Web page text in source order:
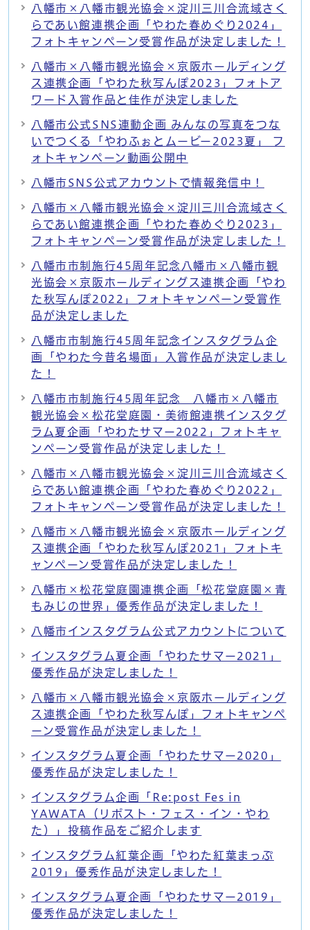
八幡市×八幡市観光協会×淀川三川合流域さく
らであい館連携企画「やわた春めぐり2024」
フォトキャンペーン受賞作品が決定しました！
八幡市×八幡市観光協会×京阪ホールディング
ス連携企画「やわた秋写んぽ2023」フォトア
ワード入賞作品と佳作が決定しました
八幡市公式SNS連動企画 みんなの写真をつな
いでつくる「やわふぉとムービー2023夏」 フ
ォトキャンペーン動画公開中
八幡市SNS公式アカウントで情報発信中！
八幡市×八幡市観光協会×淀川三川合流域さく
らであい館連携企画「やわた春めぐり2023」
フォトキャンペーン受賞作品が決定しました！
八幡市市制施行45周年記念八幡市×八幡市観
光協会×京阪ホールディングス連携企画「やわ
た秋写んぽ2022」フォトキャンペーン受賞作
品が決定しました
八幡市市制施行45周年記念インスタグラム企
画「やわた今昔名場面」入賞作品が決定しまし
た！
八幡市市制施行45周年記念 八幡市×八幡市
観光協会×松花堂庭園・美術館連携インスタグ
ラム夏企画「やわたサマー2022」フォトキャ
ンペーン受賞作品が決定しました！
八幡市×八幡市観光協会×淀川三川合流域さく
らであい館連携企画「やわた春めぐり2022」
フォトキャンペーン受賞作品が決定しました！
八幡市×八幡市観光協会×京阪ホールディング
ス連携企画「やわた秋写んぽ2021」フォトキ
ャンペーン受賞作品が決定しました！
八幡市×松花堂庭園連携企画「松花堂庭園×青
もみじの世界」優秀作品が決定しました！
八幡市インスタグラム公式アカウントについて
インスタグラム夏企画「やわたサマー2021」
優秀作品が決定しました！
八幡市×八幡市観光協会×京阪ホールディング
ス連携企画「やわた秋写んぽ」フォトキャンペ
ーン受賞作品が決定しました！
インスタグラム夏企画「やわたサマー2020」
優秀作品が決定しました！
インスタグラム企画「Re:post Fes in
YAWATA（リポスト・フェス・イン・やわ
た）」投稿作品をご紹介します
インスタグラム紅葉企画「やわた紅葉まっぷ
2019」優秀作品が決定しました！
インスタグラム夏企画「やわたサマー2019」
優秀作品が決定しました！